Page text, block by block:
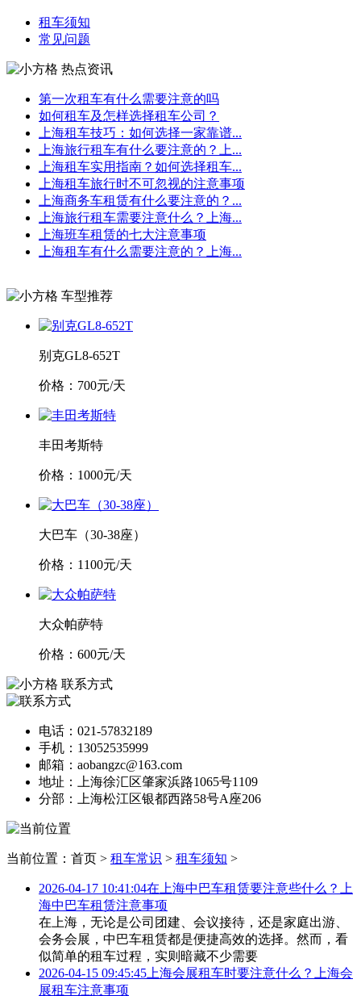
租车须知
常见问题
热点资讯
第一次租车有什么需要注意的吗
如何租车及怎样选择租车公司？
上海租车技巧：如何选择一家靠谱...
上海旅行租车有什么要注意的？上...
上海租车实用指南？如何选择租车...
上海租车旅行时不可忽视的注意事项
上海商务车租赁有什么要注意的？...
上海旅行租车需要注意什么？上海...
上海班车租赁的七大注意事项
上海租车有什么需要注意的？上海...
车型推荐
别克GL8-652T
价格： 700元/天
丰田考斯特
价格： 1000元/天
大巴车（30-38座）
价格： 1100元/天
大众帕萨特
价格： 600元/天
联系方式
电话：021-57832189
手机：13052535999
邮箱：aobangzc@163.com
地址：上海徐汇区肇家浜路1065号1109
分部：上海松江区银都西路58号A座206
当前位置：首页 > 租车常识 > 租车须知 >
2026-04-17 10:41:04在上海中巴车租赁要注意些什么？上
海中巴车租赁注意事项
在上海，无论是公司团建、会议接待，还是家庭出游、
会务会展，中巴车租赁都是便捷高效的选择。然而，看
似简单的租车过程，实则暗藏不少需要
2026-04-15 09:45:45 上海会展租车时要注意什么？上海会
展租车注意事项